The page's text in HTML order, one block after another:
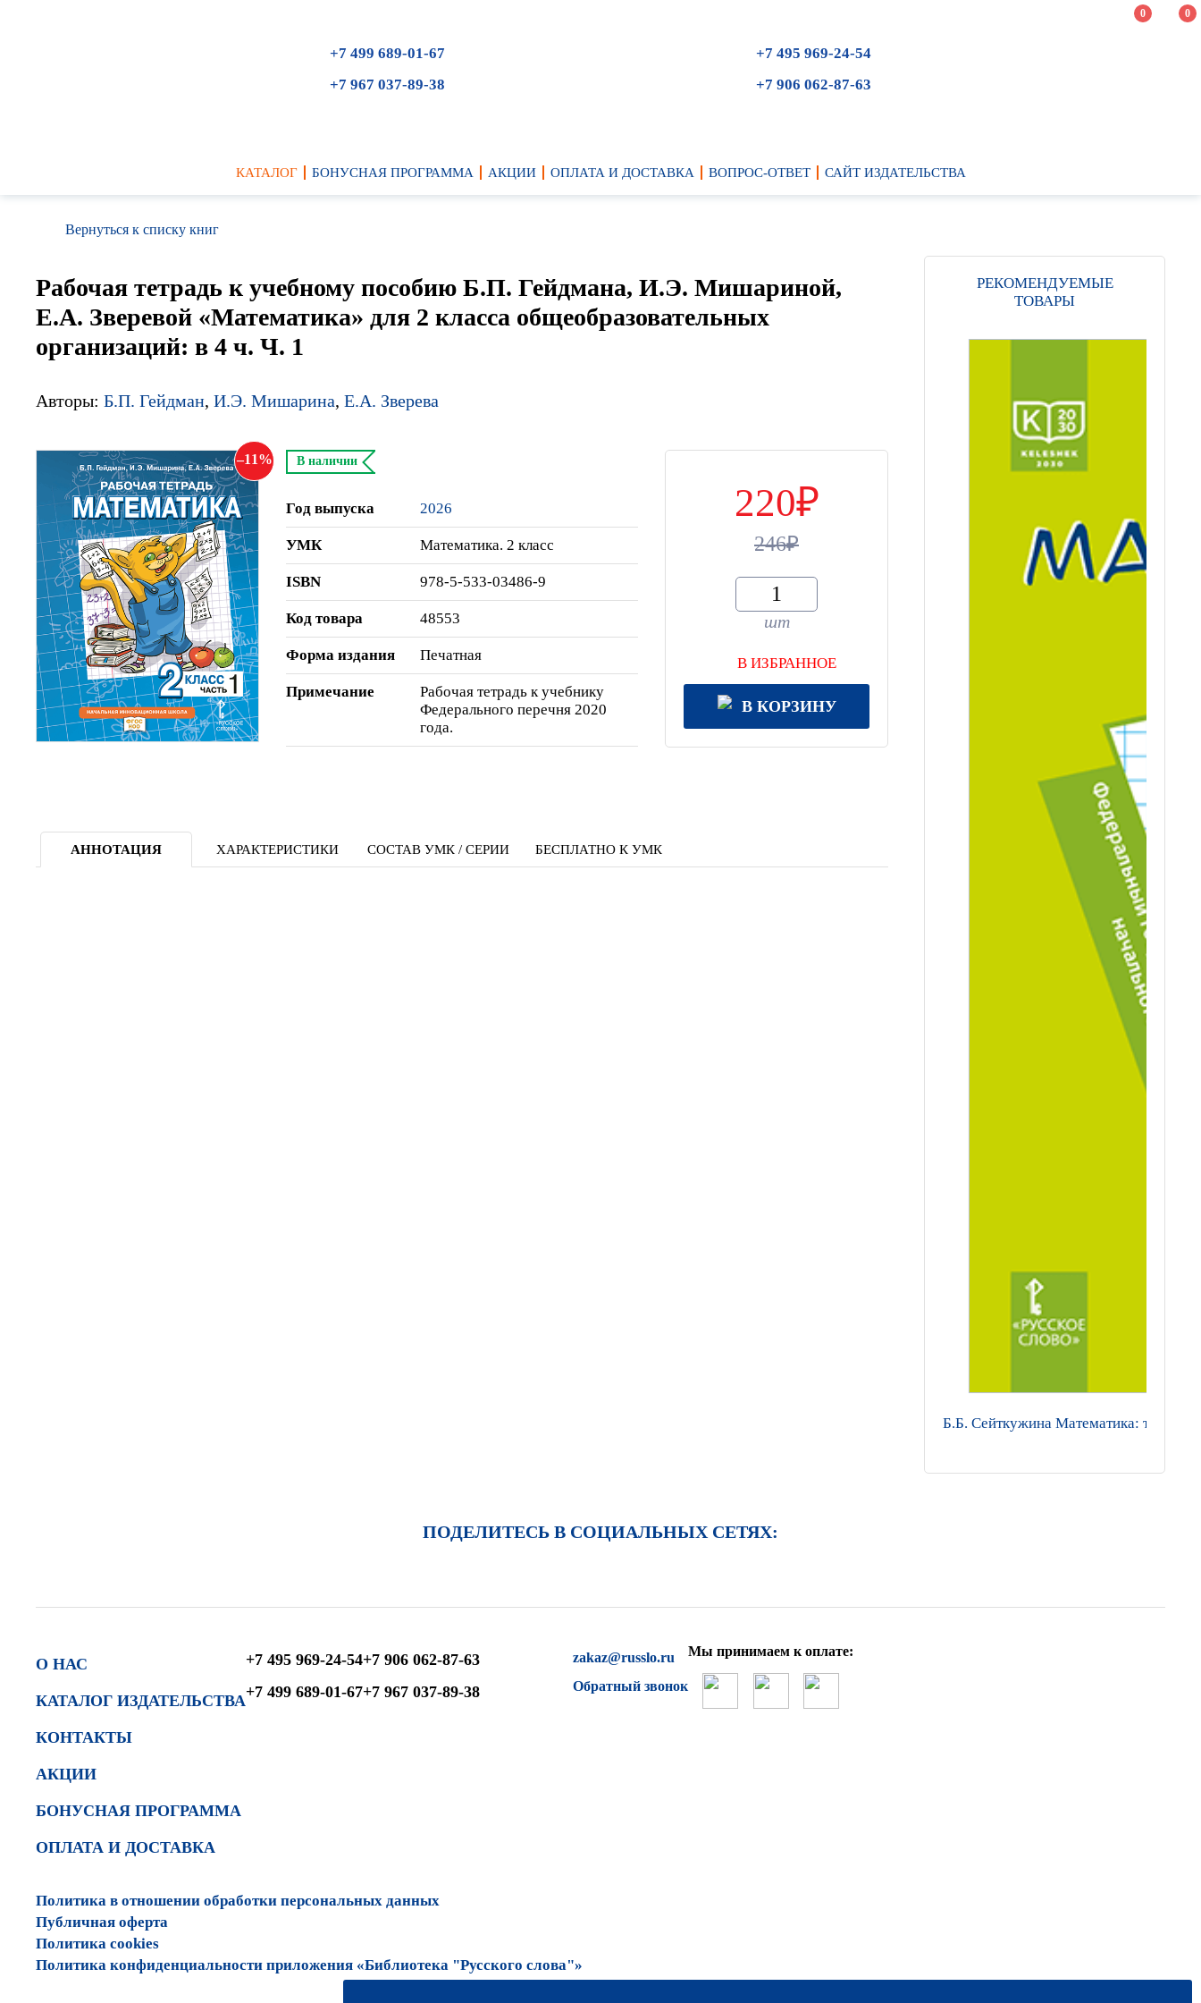
0 0
+7 499 689-01-67
+7 967 037-89-38
+7 495 969-24-54
+7 906 062-87-63
КАТАЛОГ БОНУСНАЯ ПРОГРАММА АКЦИИ ОПЛАТА И ДОСТАВКА ВОПРОС-ОТВЕТ САЙТ ИЗДАТЕЛЬСТВА
Вернуться к списку книг
Рабочая тетрадь к учебному пособию Б.П. Гейдмана, И.Э. Мишариной,
Е.А. Зверевой «Математика» для 2 класса общеобразовательных
организаций: в 4 ч. Ч. 1
Авторы: Б.П. Гейдман, И.Э. Мишарина, Е.А. Зверева
11 В наличии
Год выпуска 2026
УМК Математика. 2 класс
ISBN 978-5-533-03486-9
Код товара 48553
Форма издания Печатная
Примечание
Рабочая тетрадь к учебнику
Федерального перечня 2020
года.
220
246
шт
В ИЗБРАННОЕ
В КОРЗИНУ
АННОТАЦИЯ ХАРАКТЕРИСТИКИ СОСТАВ УМК / СЕРИИ БЕСПЛАТНО К УМК
РЕКОМЕНДУЕМЫЕ
ТОВАРЫ
Б.Б. Сейткужина Математика:
ПОДЕЛИТЕСЬ В СОЦИАЛЬНЫХ СЕТЯХ:
О НАС
КАТАЛОГ ИЗДАТЕЛЬСТВА
КОНТАКТЫ
АКЦИИ
БОНУСНАЯ ПРОГРАММА
ОПЛАТА И ДОСТАВКА
+7 495 969-24-54
+7 499 689-01-67
+7 906 062-87-63
+7 967 037-89-38
zakaz@russlo.ru
Обратный звонок
Мы принимаем к оплате:
Политика в отношении обработки персональных данных
Публичная оферта
Политика cookies
Политика конфиденциальности приложения «Библиотека "Русского слова"»